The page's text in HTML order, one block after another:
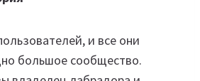
и все они
большое сообщество.